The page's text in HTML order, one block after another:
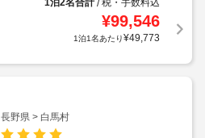
1泊2名合計/ 税・手数料込
¥99,546
1泊1名あたり¥49,773
長野県 > 白馬村